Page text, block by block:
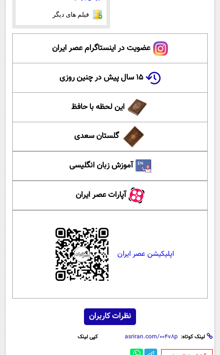
فیلم های دیگر
عضویت در اینستاگرام عصر ایران
۱۵ سال پیش در چنین روزی
این لحظه با حافظ
گلستان سعدی
آموزش زبان انگلیسی
آپارات عصر ایران
اپلیکیشن عصر ایران
نظرات کاربران
لینک کوتاه: کپی لینک